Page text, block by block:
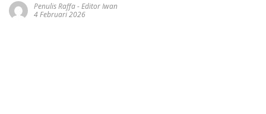
Penulis Raffa - Editor Iwan
4 Februari 2026